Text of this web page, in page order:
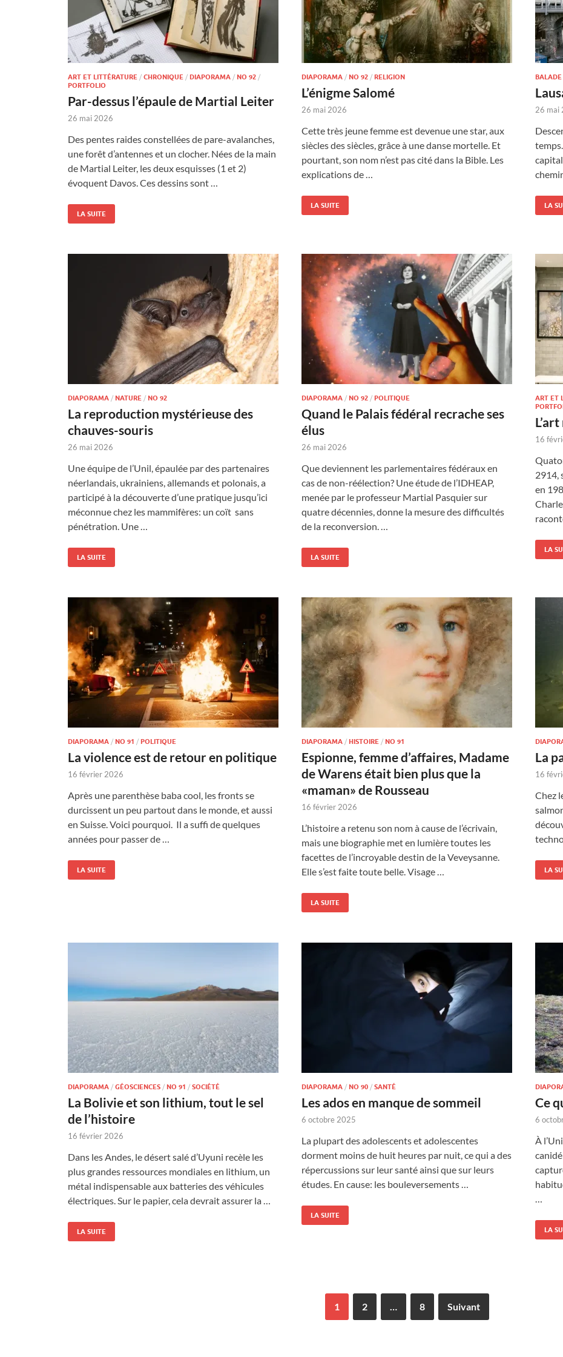
ART ET LITTÉRATURE / CHRONIQUE / DIAPORAMA / NO 92 /
PORTFOLIO
Par-dessus l’épaule de Martial Leiter
26 mai 2026
Des pentes raides constellées de pare-avalanches,
une forêt d’antennes et un clocher. Nées de la main
de Martial Leiter, les deux esquisses (1 et 2)
évoquent Davos. Ces dessins sont …
LA SUITE
DIAPORAMA / NO 92 / RELIGION
L’énigme Salomé
26 mai 2026
Cette très jeune femme est devenue une star, aux
siècles des siècles, grâce à une danse mortelle. Et
pourtant, son nom n’est pas cité dans la Bible. Les
explications de …
LA SUITE
BALADE
26 mai
LA
DIAPORAMA / NATURE / NO 92
La reproduction mystérieuse des
chauves-souris
26 mai 2026
Une équipe de l’Unil, épaulée par des partenaires
néerlandais, ukrainiens, allemands et polonais, a
participé à la découverte d’une pratique jusqu’ici
méconnue chez les mammifères: un coït sans
pénétration. Une …
LA SUITE
DIAPORAMA / NO 92 / POLITIQUE
Quand le Palais fédéral recrache ses
élus
26 mai 2026
Que deviennent les parlementaires fédéraux en
cas de non-réélection? Une étude de l’IDHEAP,
menée par le professeur Martial Pasquier sur
quatre décennies, donne la mesure des difficultés
de la reconversion. …
LA SUITE
ART ET
16
2914,
en
LA
DIAPORAMA / NO 91 / POLITIQUE
La violence est de retour en politique
16 février 2026
Après une parenthèse baba cool, les fronts se
durcissent un peu partout dans le monde, et aussi
en Suisse. Voici pourquoi. Il a suffi de quelques
années pour passer de …
LA SUITE
DIAPORAMA / HISTOIRE / NO 91
Espionne, femme d’affaires, Madame
de Warens était bien plus que la
«maman» de Rousseau
16 février 2026
L’histoire a retenu son nom à cause de l’écrivain,
mais une biographie met en lumière toutes les
facettes de l’incroyable destin de la Veveysanne.
Elle s’est faite toute belle. Visage …
LA SUITE
La
16
Chez
LA
DIAPORAMA / GÉOSCIENCES / NO 91 / SOCIÉTÉ
La Bolivie et son lithium, tout le sel
de l’histoire
16 février 2026
Dans les Andes, le désert salé d’Uyuni recèle les
plus grandes ressources mondiales en lithium, un
métal indispensable aux batteries des véhicules
électriques. Sur le papier, cela devrait assurer la …
LA SUITE
DIAPORAMA / NO 90 / SANTÉ
Les ados en manque de sommeil
6 octobre 2025
La plupart des adolescents et adolescentes
dorment moins de huit heures par nuit, ce qui a des
répercussions sur leur santé ainsi que sur leurs
études. En cause: les bouleversements …
LA SUITE
Ce
6
À
…
LA
1 2 … 8 Suivant